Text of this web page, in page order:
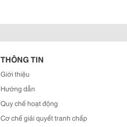
THÔNG TIN
Giới thiệu
Hướng dẫn
Quy chế hoạt động
Cơ chế giải quyết tranh chấp